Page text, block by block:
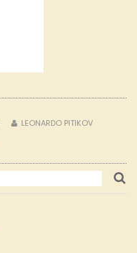
LEONARDO PITIKOV